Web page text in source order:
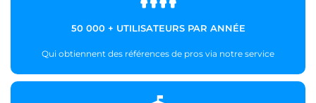
50 000 + UTILISATEURS PAR ANNÉE
Qui obtiennent des références de pros via notre service